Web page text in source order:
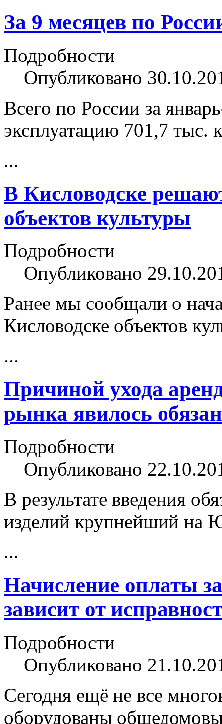
За 9 месяцев по
Подробности
Опубликовано
Всего по России за
эксплуатацию 701,7 тыс.
...
В Кисловодске
объектов культуры
Подробности
Опубликовано
Ранее мы сообщали о
Кисловодске объектов
...
Причиной ухода
рынка явилось
Подробности
Опубликовано
В результате введения
изделий крупнейший на
...
Начисление оплаты
зависит от
Подробности
Опубликовано
Сегодня ещё не все
оборудованы